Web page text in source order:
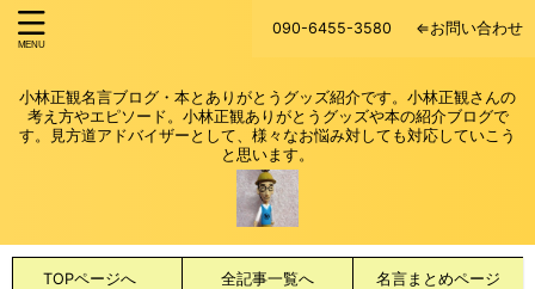
090-6455-3580 ⇐お問い合わせ
小林正観名言ブログ・本とありがとうグッズ紹介です。小林正観さんの
考え方やエピソード。小林正観ありがとうグッズや本の紹介ブログで
す。見方道アドバイザーとして、様々なお悩み対しても対応していこう
と思います。
TOPページへ 全記事一覧へ 名言まとめページ